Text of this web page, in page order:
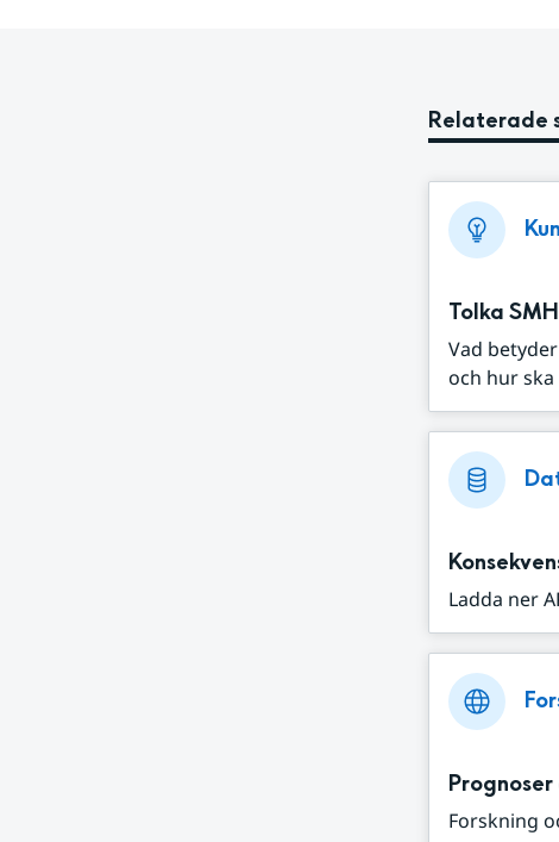
Relaterade
Tolka
Vad
och hur
Ladda ner
Forskning